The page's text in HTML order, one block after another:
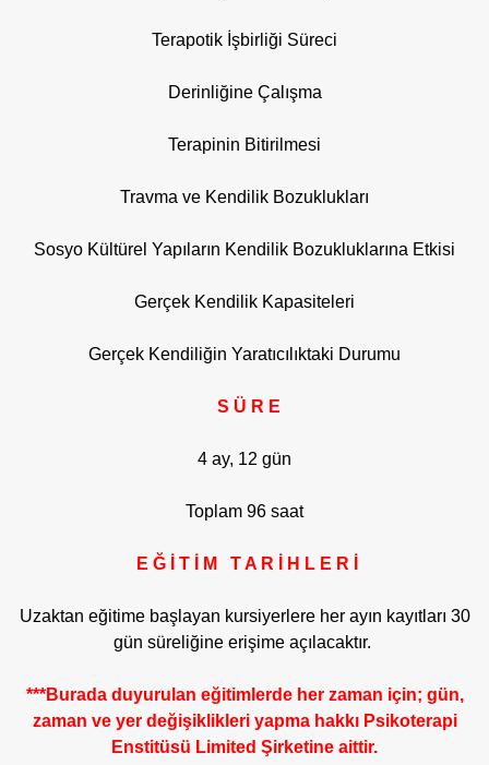
Terapotik İşbirliği Süreci
Derinliğine Çalışma
Terapinin Bitirilmesi
Travma ve Kendilik Bozuklukları
Sosyo Kültürel Yapıların Kendilik Bozukluklarına Etkisi
Gerçek Kendilik Kapasiteleri
Gerçek Kendiliğin Yaratıcılıktaki Durumu
S Ü R E
4 ay, 12 gün
Toplam 96 saat
E Ğ İ T İ M T A R İ H L E R İ
Uzaktan eğitime başlayan kursiyerlere her ayın kayıtları 30
gün süreliğine erişime açılacaktır.
***Burada duyurulan eğitimlerde her zaman için; gün,
zaman ve yer değişiklikleri yapma hakkı Psikoterapi
Enstitüsü Limited Şirketine aittir.